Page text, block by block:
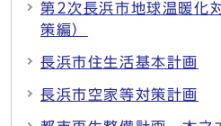
第2次長浜市地球温暖化
策編）
長浜市住生活基本計画
長浜市空家等対策計画